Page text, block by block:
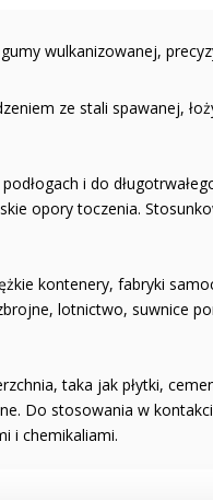
wulkanizowanej,
ze stali spawanej,
i do
opory toczenia.
kontenery, fabryki
lotnictwo, suwnice
taka jak płytki,
Do stosowania w
i chemikaliami.